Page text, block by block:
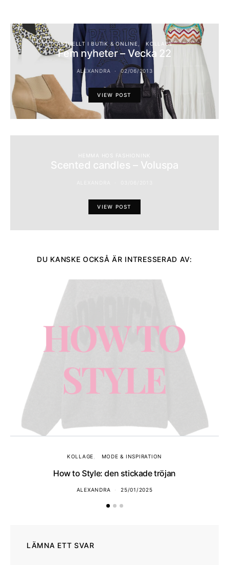
AKTUELLT I BUTIK & ONLINE KOLLAGE
Fem nyheter – Vecka 22
ALEXANDRA 02/06/2013
VIEW POST
HEMMA HOS FASHIONINK
Scented candles – Voluspa
VIEW POST
DU KANSKE OCKSÅ ÄR INTRESSERAD AV:
KOLLAGE MODE & INSPIRATION
How to Style: den stickade tröjan
ALEXANDRA 25/01/2025
LÄMNA ETT SVAR